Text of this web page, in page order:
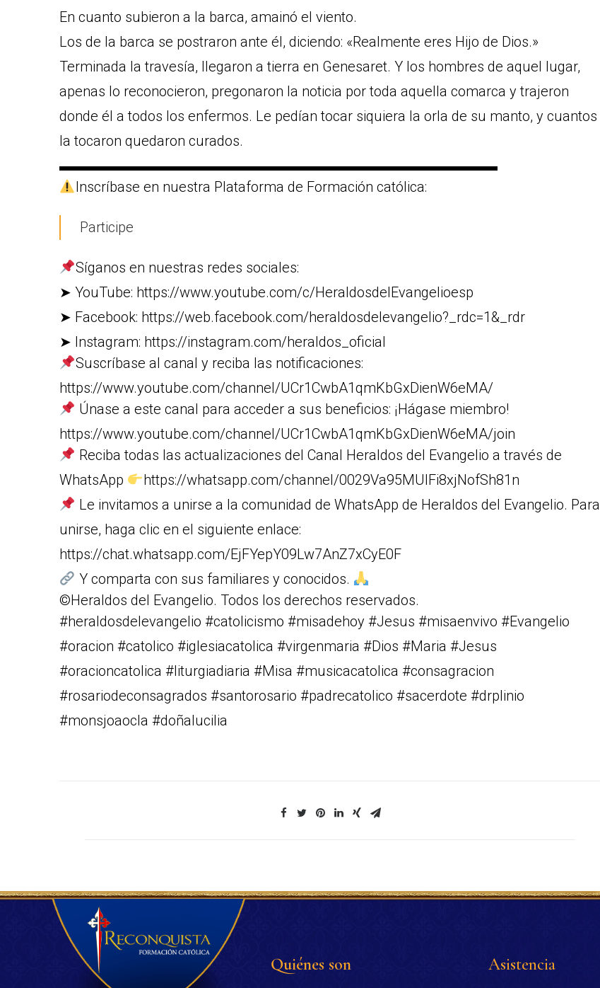
En cuanto subieron a la barca, amainó el viento.
Los de la barca se postraron ante él, diciendo: «Realmente eres Hijo de Dios.»
Terminada la travesía, llegaron a tierra en Genesaret. Y los hombres de aquel lugar,
apenas lo reconocieron, pregonaron la noticia por toda aquella comarca y trajeron
donde él a todos los enfermos. Le pedían tocar siquiera la orla de su manto, y cuantos
la tocaron quedaron curados.
▬▬▬▬▬▬▬▬▬▬▬▬▬▬▬▬▬▬▬▬▬▬▬▬▬▬▬▬▬▬▬
Inscríbase en nuestra Plataforma de Formación católica:
Participe
Síganos en nuestras redes sociales:
➤ YouTube: https://www.youtube.com/c/HeraldosdelEvangelioesp
➤ Facebook: https://web.facebook.com/heraldosdelevangelio?_rdc=1&_rdr
➤ Instagram: https://instagram.com/heraldos_oficial
Suscríbase al canal y reciba las notificaciones:
https://www.youtube.com/channel/UCr1CwbA1qmKbGxDienW6eMA/
Únase a este canal para acceder a sus beneficios: ¡Hágase miembro!
https://www.youtube.com/channel/UCr1CwbA1qmKbGxDienW6eMA/join
Reciba todas las actualizaciones del Canal Heraldos del Evangelio a través de
WhatsApp
https://whatsapp.com/channel/0029Va95MUIFi8xjNofSh81n
Le invitamos a unirse a la comunidad de WhatsApp de Heraldos del Evangelio. Para
unirse, haga clic en el siguiente enlace:
https://chat.whatsapp.com/EjFYepY09Lw7AnZ7xCyE0F
Y comparta con sus familiares y conocidos.
©Heraldos del Evangelio. Todos los derechos reservados.
#heraldosdelevangelio #catolicismo #misadehoy #Jesus #misaenvivo #Evangelio
#oracion #catolico #iglesiacatolica #virgenmaria #Dios #Maria #Jesus
#oracioncatolica #liturgiadiaria #Misa #musicacatolica #consagracion
#rosariodeconsagrados #santorosario #padrecatolico #sacerdote #drplinio
#monsjoaocla #doñalucilia
Quiénes son Asistencia